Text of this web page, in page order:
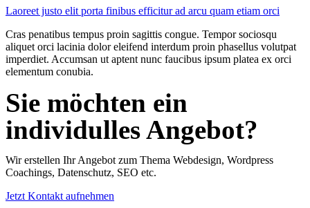
Laoreet justo elit porta finibus efficitur ad arcu quam etiam orci
Cras penatibus tempus proin sagittis congue. Tempor sociosqu
aliquet orci lacinia dolor eleifend interdum proin phasellus volutpat
imperdiet. Accumsan ut aptent nunc faucibus ipsum platea ex orci
elementum conubia.
Sie möchten ein
individulles Angebot?
Wir erstellen Ihr Angebot zum Thema Webdesign, Wordpress
Coachings, Datenschutz, SEO etc.
Jetzt Kontakt aufnehmen